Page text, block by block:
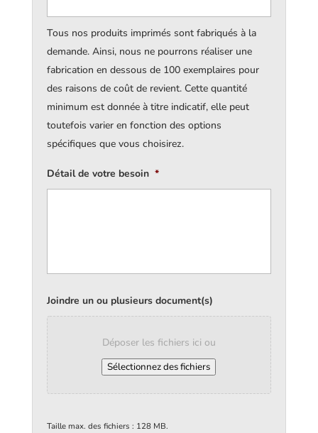
Tous nos produits imprimés sont fabriqués à la
demande. Ainsi, nous ne pourrons réaliser une
fabrication en dessous de 100 exemplaires pour
des raisons de coût de revient. Cette quantité
minimum est donnée à titre indicatif, elle peut
toutefois varier en fonction des options
spécifiques que vous choisirez.
Détail de votre besoin *
Joindre un ou plusieurs document(s)
Déposer les fichiers ici ou
Sélectionnez des fichiers
Taille max. des fichiers : 128 MB.